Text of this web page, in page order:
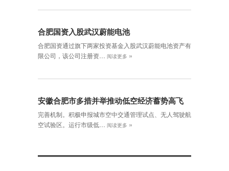
合肥国资入股武汉蔚能电池
合肥国资通过旗下两家投资基金入股武汉蔚能电池资产有
限公司，该公司注册资…
阅读更多 »
安徽合肥市多措并举推动低空经济蓄势高飞
完善机制。积极申报城市空中交通管理试点、无人驾驶航
空试验区。运行市级低…
阅读更多 »